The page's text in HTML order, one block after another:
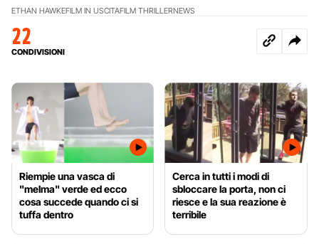
ETHAN HAWKEFILM IN USCITAFILM THRILLERNEWS
22
CONDIVISIONI
Riempie una vasca di
"melma" verde ed ecco
cosa succede quando ci si
tuffa dentro
Cerca in tutti i modi di
sbloccare la porta, non ci
riesce e la sua reazione è
terribile